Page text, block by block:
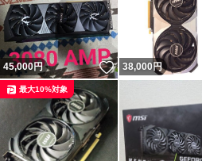
45,000円 いいね！
38,000 円
最大10%対象